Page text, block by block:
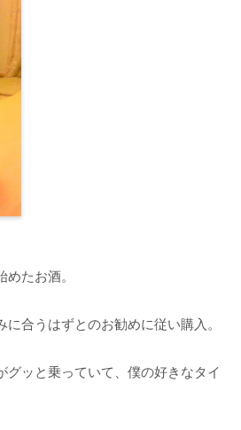
たお酒。
合うはずとのお勧めに従い購入。
グッと乗っていて、僕の好きなタイ